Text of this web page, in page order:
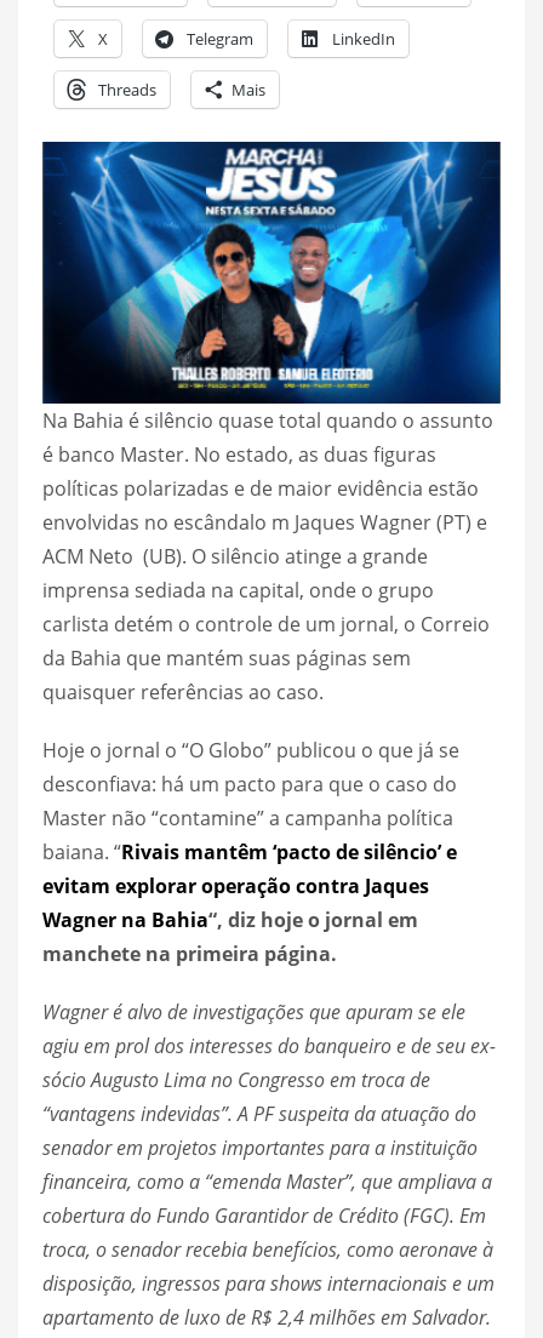
X Telegram LinkedIn
Threads Mais
Na Bahia é silêncio quase total quando o assunto
é banco Master. No estado, as duas figuras
políticas polarizadas e de maior evidência estão
envolvidas no escândalo m Jaques Wagner (PT) e
ACM Neto (UB). O silêncio atinge a grande
imprensa sediada na capital, onde o grupo
carlista detém o controle de um jornal, o Correio
da Bahia que mantém suas páginas sem
quaisquer referências ao caso.
Hoje o jornal o “O Globo” publicou o que já se
desconfiava: há um pacto para que o caso do
Master não “contamine” a campanha política
baiana. “Rivais mantêm ‘pacto de silêncio’ e
evitam explorar operação contra Jaques
Wagner na Bahia“, diz hoje o jornal em
manchete na primeira página.
Wagner é alvo de investigações que apuram se ele
agiu em prol dos interesses do banqueiro e de seu ex-
sócio Augusto Lima no Congresso em troca de
“vantagens indevidas”. A PF suspeita da atuação do
senador em projetos importantes para a instituição
financeira, como a “emenda Master”, que ampliava a
cobertura do Fundo Garantidor de Crédito (FGC). Em
troca, o senador recebia benefícios, como aeronave à
disposição, ingressos para shows internacionais e um
apartamento de luxo de R$ 2,4 milhões em Salvador.